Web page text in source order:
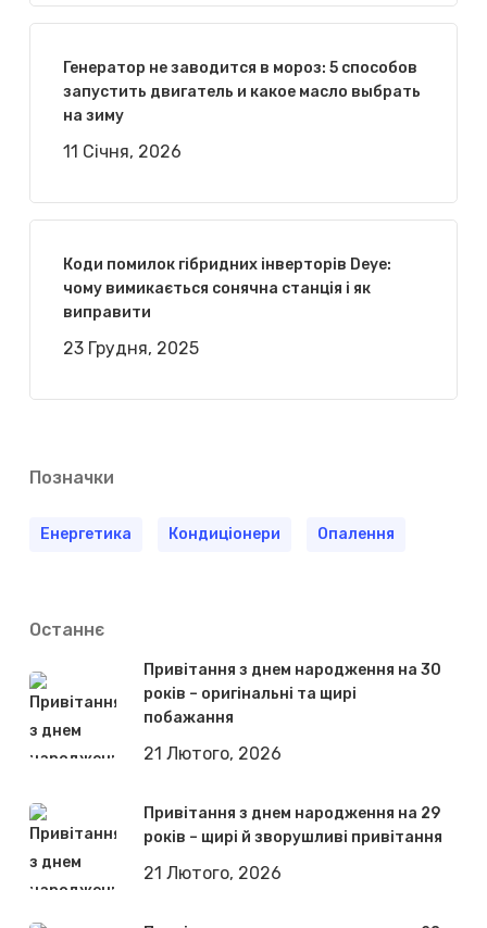
Генератор не заводится в мороз: 5 способов
запустить двигатель и какое масло выбрать
на зиму
11 Січня, 2026
Коди помилок гібридних інверторів Deye:
чому вимикається сонячна станція і як
виправити
23 Грудня, 2025
Позначки
Енергетика Кондиціонери Опалення
Останнє
Привітання з днем народження на 30
років – оригінальні та щирі
побажання
21 Лютого, 2026
Привітання з днем народження на 29
років – щирі й зворушливі привітання
21 Лютого, 2026